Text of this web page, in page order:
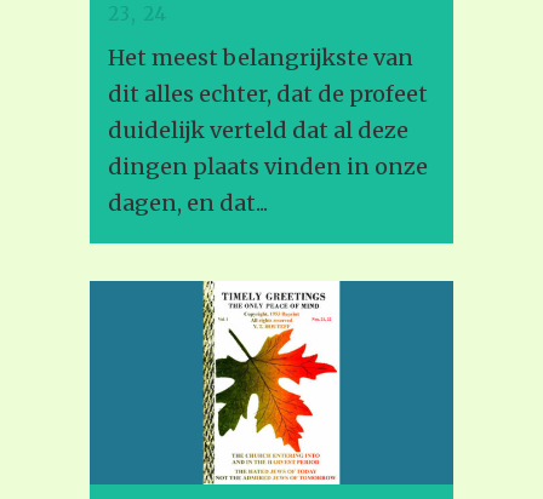
23, 24
Het meest belangrijkste van
dit alles echter, dat de profeet
duidelijk verteld dat al deze
dingen plaats vinden in onze
dagen, en dat...